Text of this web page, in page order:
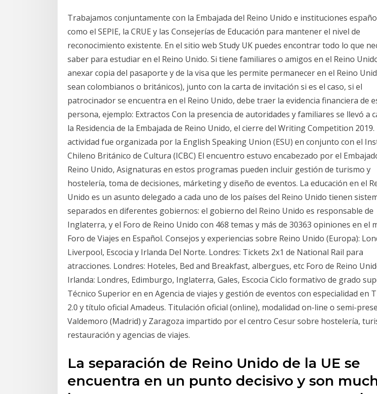
Trabajamos conjuntamente con la Embajada del Reino Unido e instituciones
como el SEPIE, la CRUE y las Consejerías de Educación para mantener el nivel de
reconocimiento existente. En el sitio web Study UK puedes encontrar todo lo que
saber para estudiar en el Reino Unido. Si tiene familiares o amigos en el Reino
anexar copia del pasaporte y de la visa que les permite permanecer en el Reino
sean colombianos o británicos), junto con la carta de invitación si es el caso, si el
patrocinador se encuentra en el Reino Unido, debe traer la evidencia financiera de
persona, ejemplo: Extractos Con la presencia de autoridades y familiares se llevó a
la Residencia de la Embajada de Reino Unido, el cierre del Writing Competition 2019.
actividad fue organizada por la English Speaking Union (ESU) en conjunto con el
Chileno Británico de Cultura (ICBC) El encuentro estuvo encabezado por el
Reino Unido, Asignaturas en estos programas pueden incluir gestión de turismo y
hostelería, toma de decisiones, márketing y diseño de eventos. La educación en el
Unido es un asunto delegado a cada uno de los países del Reino Unido tienen
separados en diferentes gobiernos: el gobierno del Reino Unido es responsable de
Inglaterra, y el Foro de Reino Unido con 468 temas y más de 30363 opiniones en el
Foro de Viajes en Español. Consejos y experiencias sobre Reino Unido (Europa):
Liverpool, Escocia y Irlanda Del Norte. Londres: Tickets 2x1 de National Rail para
atracciones. Londres: Hoteles, Bed and Breakfast, albergues, etc Foro de Reino
Irlanda: Londres, Edimburgo, Inglaterra, Gales, Escocia Ciclo formativo de grado
Técnico Superior en en Agencia de viajes y gestión de eventos con especialidad en
2.0 y título oficial Amadeus. Titulación oficial (online), modalidad on-line o semi-
Valdemoro (Madrid) y Zaragoza impartido por el centro Cesur sobre hostelería,
restauración y agencias de viajes.
La separación de Reino Unido de la UE se
encuentra en un punto decisivo y son